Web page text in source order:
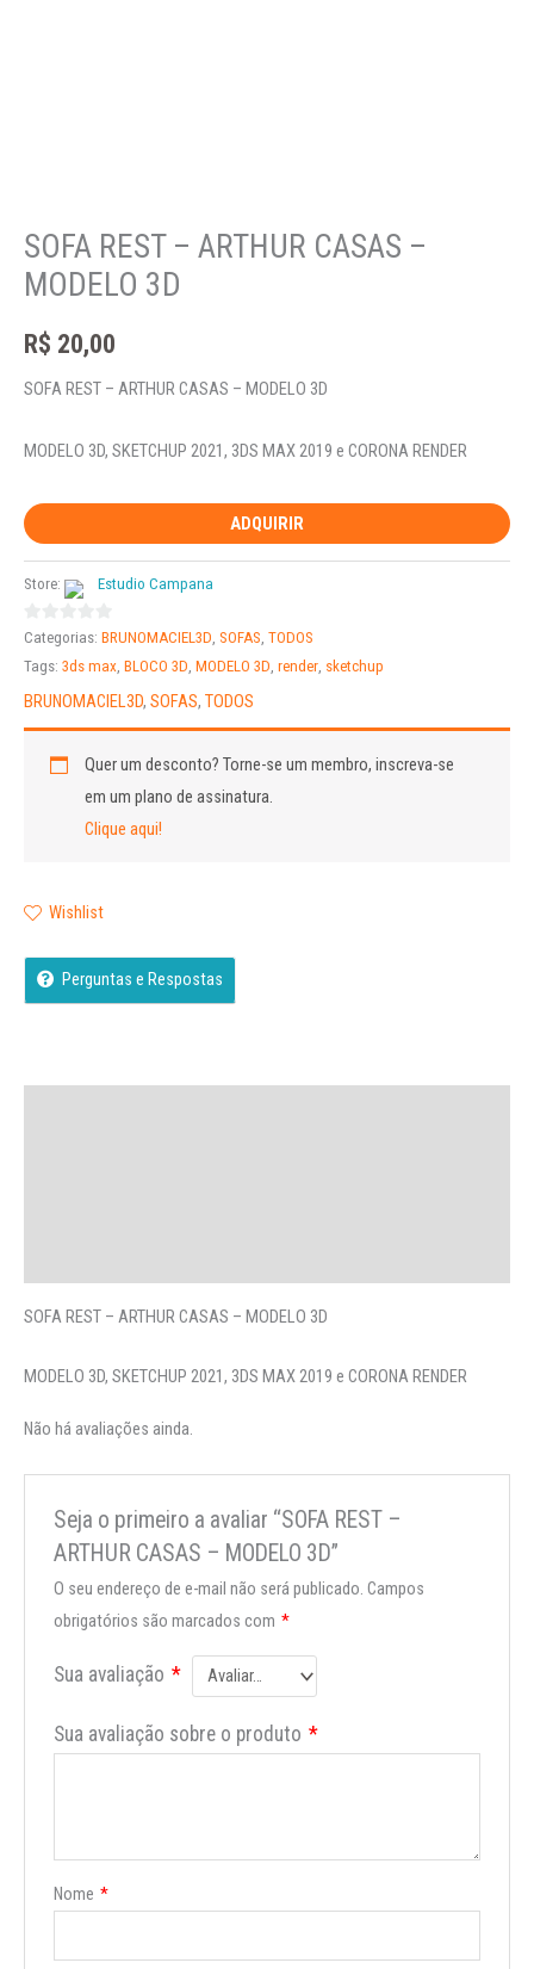
SOFA REST – ARTHUR CASAS –
MODELO 3D
R$ 20,00
SOFA REST – ARTHUR CASAS – MODELO 3D
MODELO 3D, SKETCHUP 2021, 3DS MAX 2019 e CORONA RENDER
ADQUIRIR
Store: Estudio Campana
0
out
5
Categorias: BRUNOMACIEL3D SOFAS TODOS
Tags: 3ds max BLOCO 3D MODELO 3D render sketchup
BRUNOMACIEL3D, SOFAS, TODOS
Quer um desconto?Torne-se um membro, inscreva-se
em um plano de assinatura.
Clique aqui!
Wishlist
Perguntas e Respostas
SOFA REST – ARTHUR CASAS – MODELO 3D
MODELO 3D, SKETCHUP 2021, 3DS MAX 2019 e CORONA RENDER
Não há avaliações ainda.
Seja o primeiro a avaliar “SOFA REST –
ARTHUR CASAS – MODELO 3D”
O seu endereço de e-mail não será publicado. Campos
obrigatórios são marcados com *
Sua avaliação *
Sua avaliação sobre o produto *
Nome *